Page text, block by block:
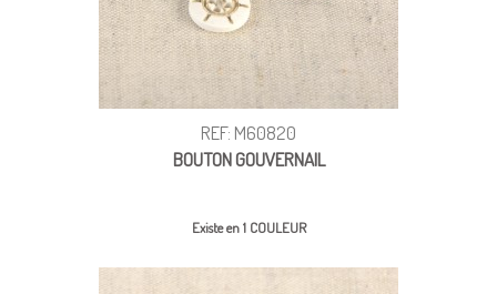
REF: M60820
BOUTON GOUVERNAIL
Existe en 1 COULEUR